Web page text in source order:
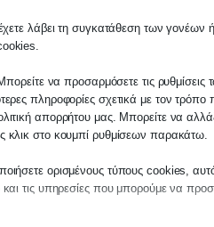
μαζί μας
, είτε μέσω email στο
επιβεβαιώσουμε
λάβει τη συγκατάθεση των γονέων
να προσαρμόσετε τις ρυθμίσεις
πληροφορίες σχετικά με τον τρόπο
απορρήτου μας. Μπορείτε να
κλικ στο κουμπί ρυθμίσεων παρακάτω.
ορισμένους τύπους cookies,
τις υπηρεσίες που μπορούμε να